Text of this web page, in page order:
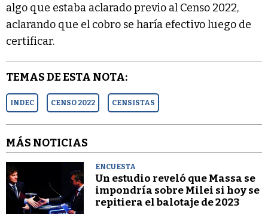
algo que estaba aclarado previo al Censo 2022,
aclarando que el cobro se haría efectivo luego de
certificar.
TEMAS DE ESTA NOTA:
INDEC CENSO 2022 CENSISTAS
MÁS NOTICIAS
ENCUESTA
Un estudio reveló que Massa se
impondría sobre Milei si hoy se
repitiera el balotaje de 2023